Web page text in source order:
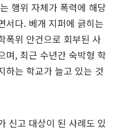
행위 자체가 폭력에 해당
서다. 베개 지퍼에 긁히는
폭위 안건으로 회부된 사
며, 최근 수년간 숙박형 학
하는 학교가 늘고 있는 것
신고 대상이 된 사례도 있